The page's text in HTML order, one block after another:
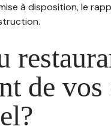
à disposition, le
de vos